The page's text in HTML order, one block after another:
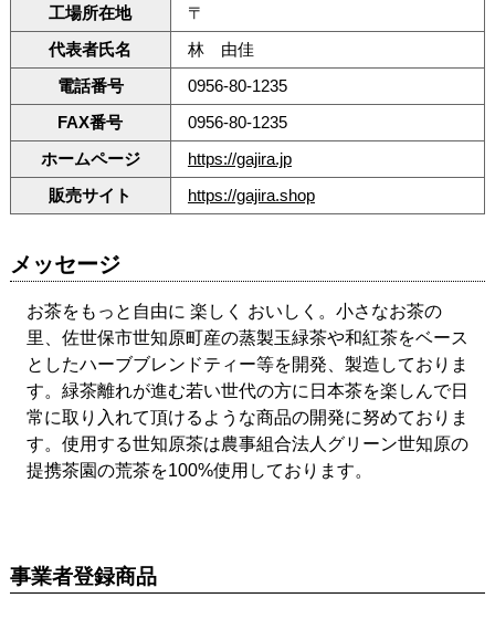
工場所在地
〒
代表者氏名
林 由佳
電話番号
0956-80-1235
FAX番号
0956-80-1235
ホームページ
https://gajira.jp
販売サイト
https://gajira.shop
メッセージ
お茶をもっと自由に 楽しく おいしく。小さなお茶の
里、佐世保市世知原町産の蒸製玉緑茶や和紅茶をベース
としたハーブブレンドティー等を開発、製造しておりま
す。緑茶離れが進む若い世代の方に日本茶を楽しんで日
常に取り入れて頂けるような商品の開発に努めておりま
す。使用する世知原茶は農事組合法人グリーン世知原の
提携茶園の荒茶を100%使用しております。
事業者登録商品